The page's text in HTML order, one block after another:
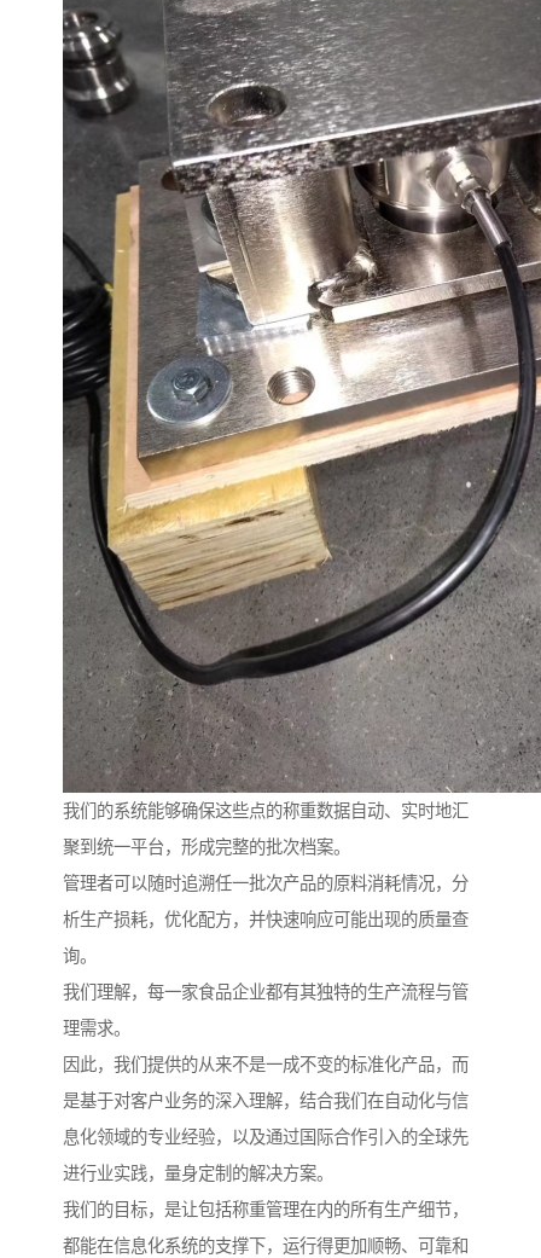
我们的系统能够确保这些点的称重数据自动、实时地汇
聚到统一平台，形成完整的批次档案。
管理者可以随时追溯任一批次产品的原料消耗情况，分
析生产损耗，优化配方，并快速响应可能出现的质量查
询。
我们理解，每一家食品企业都有其独特的生产流程与管
理需求。
因此，我们提供的从来不是一成不变的标准化产品，而
是基于对客户业务的深入理解，结合我们在自动化与信
息化领域的专业经验，以及通过国际合作引入的全球先
进行业实践，量身定制的解决方案。
我们的目标，是让包括称重管理在内的所有生产细节，
都能在信息化系统的支撑下，运行得更加顺畅、可靠和